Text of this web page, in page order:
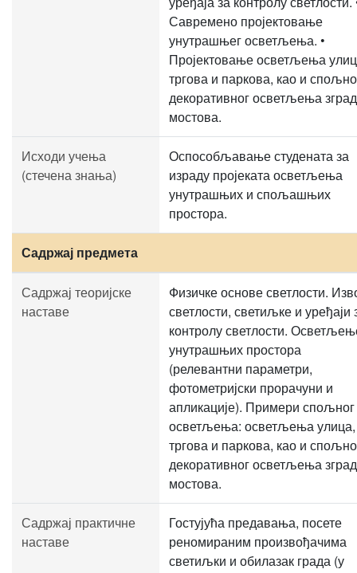
Савремено пројектовање
унутрашњег осветљења. •
Пројектовање осветљења
тргова и паркова, као и
декоративног осветљења
мостова.
Исходи учења
(стечена знања)
Оспособљавање студената за
израду пројеката осветљења
унутрашњих и спољашњих
простора.
Садржај предмета
Садржај теоријске
наставе
Физичке основе светлости.
светлости, светиљке и уређаји
контролу светлости.
унутрашњих простора
(релевантни параметри,
фотометријски прорачуни и
апликације). Примери спољног
осветљења: осветљења улица,
тргова и паркова, као и
декоративног осветљења
мостова.
Садржај практичне
наставе
Гостујућа предавања, посете
реномираним произвођачима
светиљки и обилазак града (у